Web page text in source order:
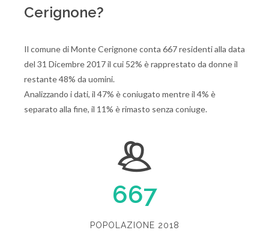
Cerignone?
Il comune di Monte Cerignone conta 667 residenti alla data
del 31 Dicembre 2017 il cui 52% è rapprestato da donne il
restante 48% da uomini.
Analizzando i dati, il 47% è coniugato mentre il 4% è
separato alla fine, il 11% è rimasto senza coniuge.
667
POPOLAZIONE 2018